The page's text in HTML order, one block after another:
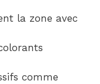
la zone avec
comme